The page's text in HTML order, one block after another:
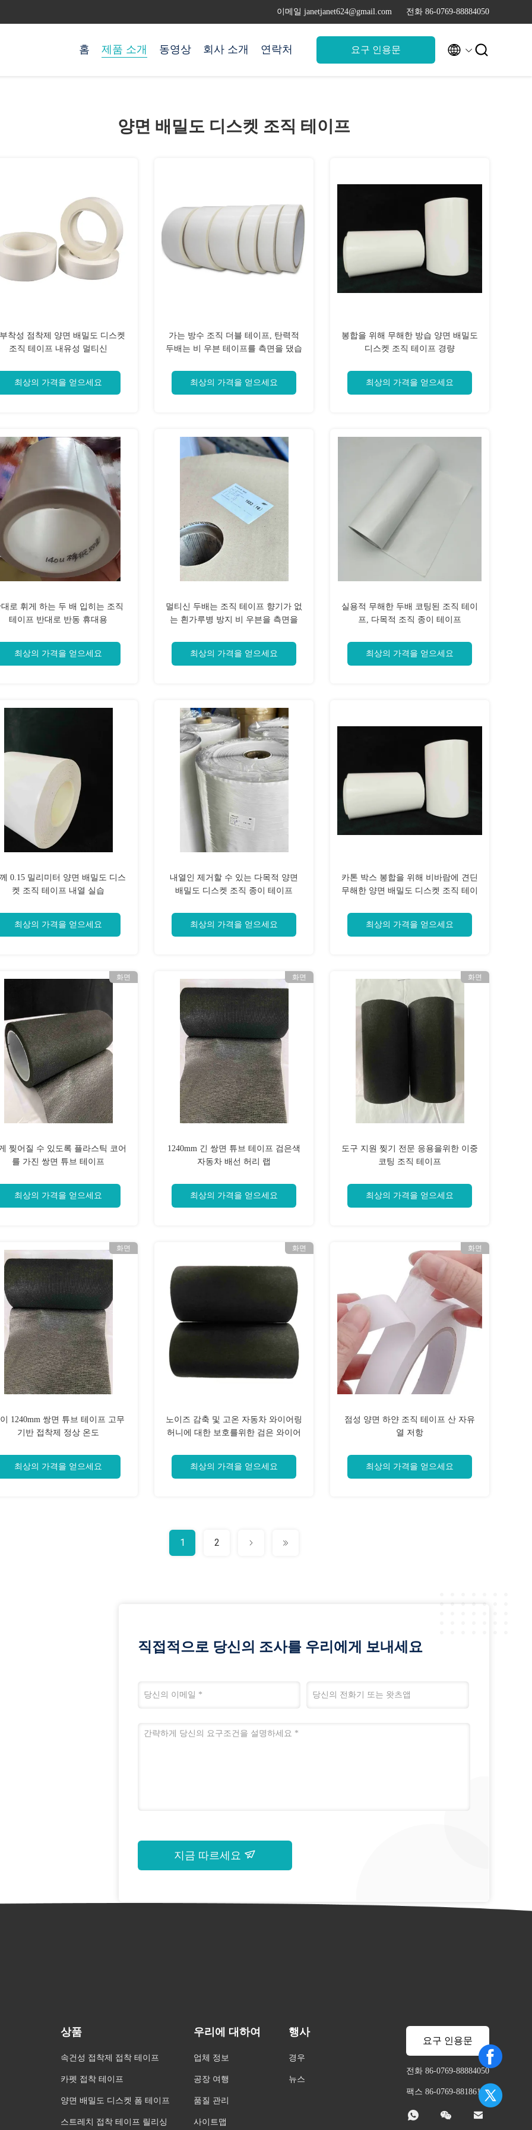
이메일 janetjanet624@gmail.com 전화 86-0769-88884050
홈 제품 소개 동영상 회사 소개 연락처 요구 인용문  
양면 배밀도 디스켓 조직 테이프
착성 점착제 양면 배밀도 디스켓
조직 테이프 내유성 멀티신
최상의 가격을 얻으세요
가는 방수 조직 더블 테이프, 탄력적
두배는 비 우븐 테이프를 측면을 댔습
최상의 가격을 얻으세요
봉합을 위해 무해한 방습 양면 배밀도
디스켓 조직 테이프 경량
최상의 가격을 얻으세요
로 휘게 하는 두 배 입히는 조직
테이프 반대로 반동 휴대용
최상의 가격을 얻으세요
멀티신 두배는 조직 테이프 향기가 없
는 흰가루병 방지 비 우븐을 측면을
최상의 가격을 얻으세요
실용적 무해한 두배 코팅된 조직 테이
프, 다목적 조직 종이 테이프
최상의 가격을 얻으세요
0.15 밀리미터 양면 배밀도 디스
켓 조직 테이프 내열 실습
최상의 가격을 얻으세요
내열인 제거할 수 있는 다목적 양면
배밀도 디스켓 조직 종이 테이프
최상의 가격을 얻으세요
카톤 박스 봉합을 위해 비바람에 견딘
무해한 양면 배밀도 디스켓 조직 테이
최상의 가격을 얻으세요
화면
찢어질 수 있도록 플라스틱 코어
를 가진 쌍면 튜브 테이프
최상의 가격을 얻으세요
화면
1240mm 긴 쌍면 튜브 테이프 검은색
자동차 배선 허리 랩
최상의 가격을 얻으세요
화면
도구 지원 찢기 전문 응용을위한 이중
코팅 조직 테이프
최상의 가격을 얻으세요
화면
1240mm 쌍면 튜브 테이프 고무
기반 접착제 정상 온도
최상의 가격을 얻으세요
화면
노이즈 감축 및 고온 자동차 와이어링
허니에 대한 보호를위한 검은 와이어
최상의 가격을 얻으세요
화면
점성 양면 하얀 조직 테이프 산 자유
열 저항
최상의 가격을 얻으세요
1 2
직접적으로 당신의 조사를 우리에게 보내세요
지금 따르세요
상품
속건성 접착제 접착 테이프
카펫 접착 테이프
양면 배밀도 디스켓 폼 테이프
스트레치 접착 테이프 릴리싱
우리에 대하여
업체 정보
공장 여행
품질 관리
사이트맵
행사
경우
뉴스
요구 인용문
전화 86-0769-88884050
팩스 86-0769-88186103
  